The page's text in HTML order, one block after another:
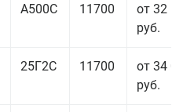
А500С 11700
от 32
руб.
25Г2С 11700
от 34
руб.